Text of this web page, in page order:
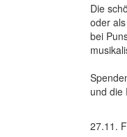
Die
oder
bei
und die
27.11.